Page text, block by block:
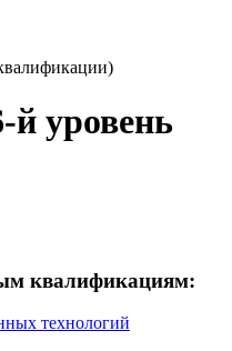
уровень
квалификациям:
технологий